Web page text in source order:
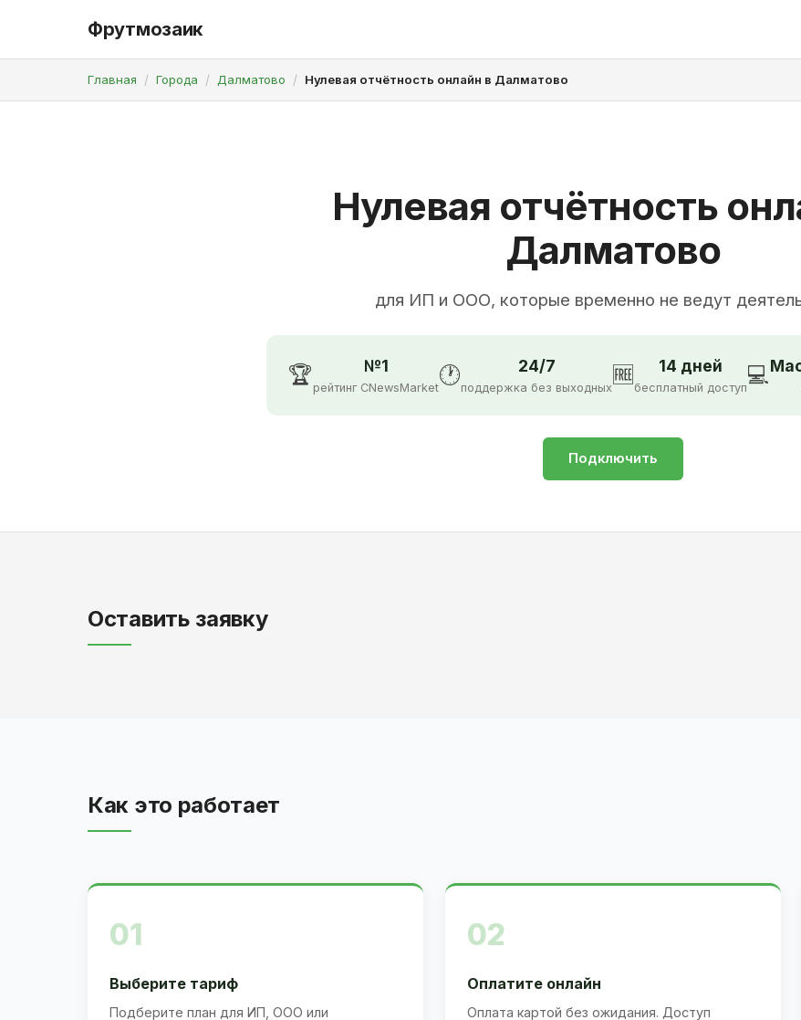
Фрутмозаик
Главная Города Далматово Нулевая отчётность онлайн в Далматово
Нулевая отчётность
Далматово
для ИП и ООО, которые временно не ведут
🏆 №1
рейтинг CNewsMarket🕐 24/7
поддержка без выходных 🆓 14 дней
бесплатный доступ💻
Подключить
Оставить заявку
Как это работает
01
Выберите тариф
Подберите план для ИП, ООО или
02
Оплатите онлайн
Оплата картой без ожидания. Доступ